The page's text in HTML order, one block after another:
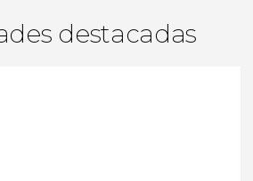
destacadas